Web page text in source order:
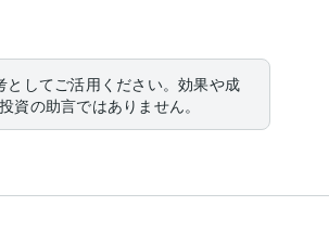
してご活用ください。効果や成
の助言ではありません。